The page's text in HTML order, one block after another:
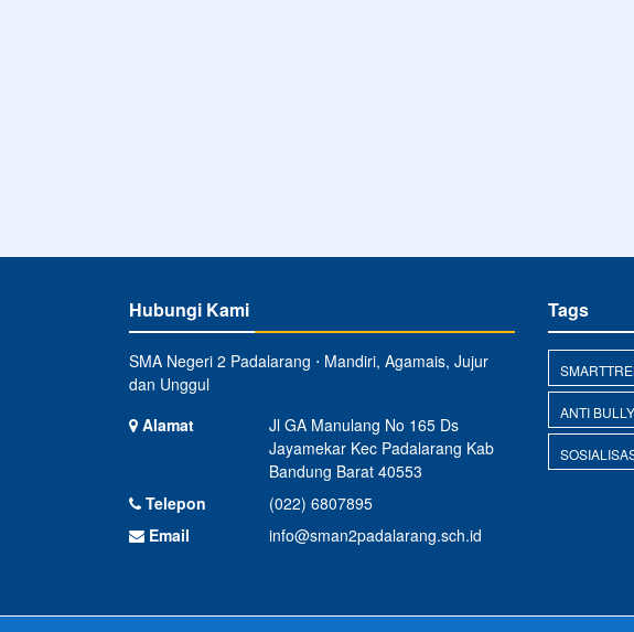
Hubungi Kami
SMA Negeri 2 Padalarang ⋅ Mandiri, Agamais, Jujur
dan Unggul
Alamat
Jl GA Manulang No 165 Ds
Jayamekar Kec Padalarang Kab
Bandung Barat 40553
Telepon
(022) 6807895
Email
info@sman2padalarang.sch.id
Tags
ANTI